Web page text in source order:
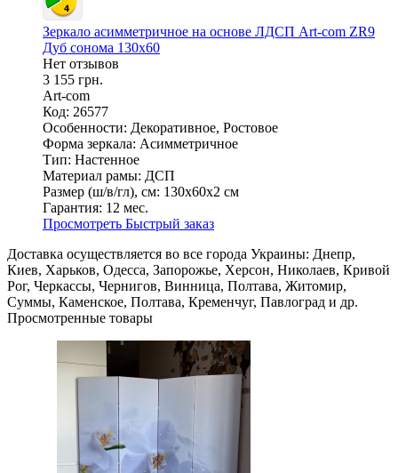
Зеркало асимметричное на основе ЛДСП Art-com ZR9
Дуб сонома 130х60
Нет отзывов
3 155 грн.
Art-com
Код: 26577
Особенности: Декоративное, Ростовое
Форма зеркала: Асимметричное
Тип: Настенное
Материал рамы: ДСП
Размер (ш/в/гл), см: 130х60х2 см
Гарантия: 12 мес.
Просмотреть Быстрый заказ
Доставка осуществляется во все города Украины: Днепр,
Киев, Харьков, Одесса, Запорожье, Херсон, Николаев, Кривой
Рог, Черкассы, Чернигов, Винница, Полтава, Житомир,
Суммы, Каменское, Полтава, Кременчуг, Павлоград и др.
Просмотренные товары